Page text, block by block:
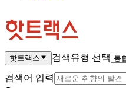
핫트랙스 검색유형 선택
검색어 입력